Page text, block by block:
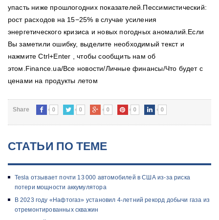
упасть ниже прошлогодних показателей.Пессимистический:
рост расходов на 15−25% в случае усиления
энергетического кризиса и новых погодных аномалий.Если
Вы заметили ошибку, выделите необходимый текст и
нажмите Ctrl+Enter , чтобы сообщить нам об
этом.Finance.ua/Все новости/Личные финансы/Что будет с
ценами на продукты летом
Share 0 0 0 0 0
СТАТЬИ ПО ТЕМЕ
Tesla отзывает почти 13 000 автомобилей в США из-за риска
потери мощности аккумулятора
В 2023 году «Нафтогаз» установил 4-летний рекорд добычи газа из
отремонтированных скважин